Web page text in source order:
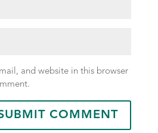
and website in this browser